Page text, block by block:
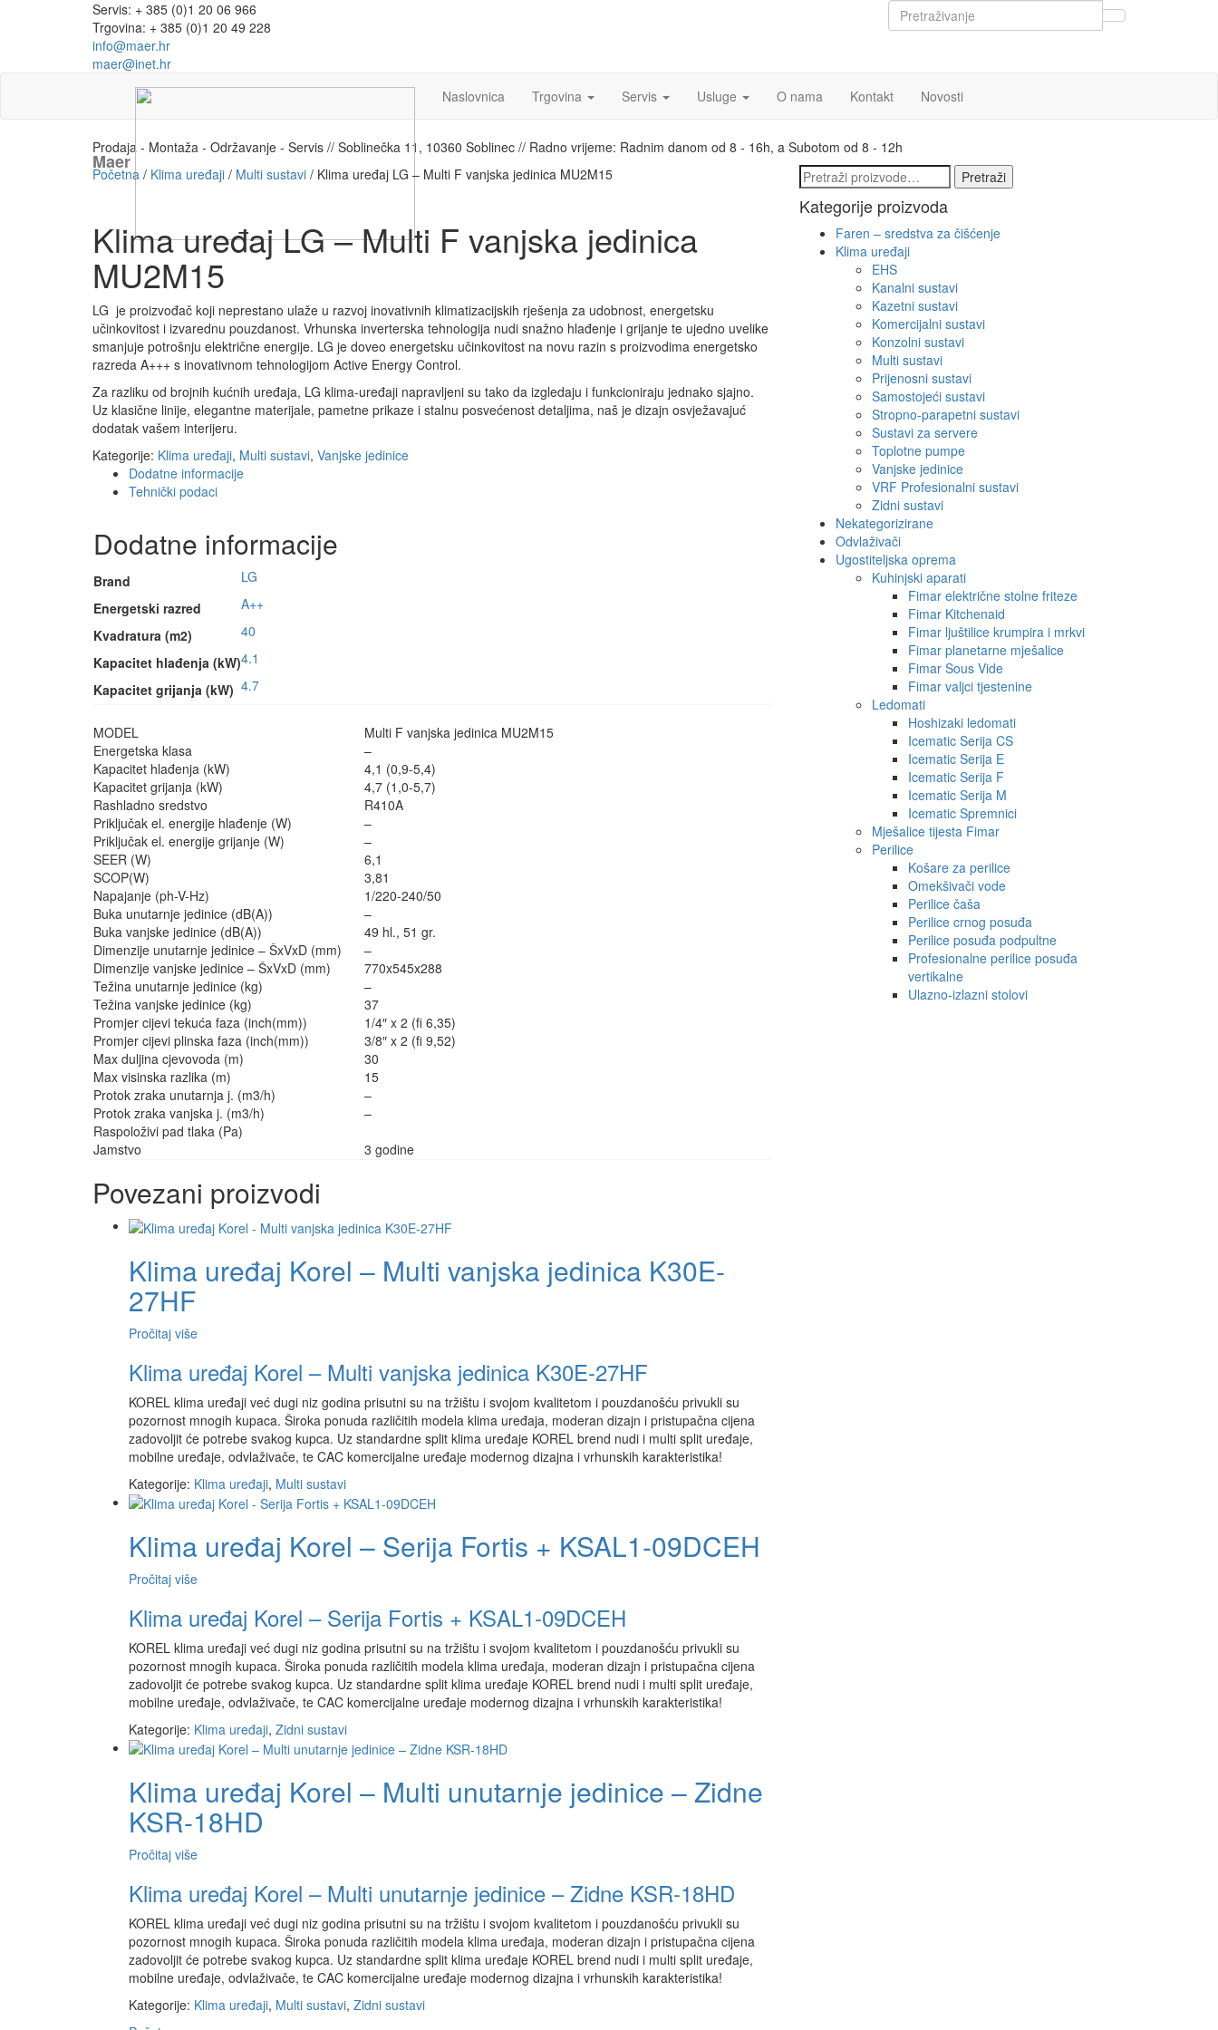
Servis: + 385 (0)1 20 06 966
Trgovina: + 385 (0)1 20 49 228
info@maer.hr
maer@inet.hr
Maer
Naslovnica Trgovina Servis Usluge O nama Kontakt Novosti
Prodaja - Montaža - Održavanje - Servis // Soblinečka 11, 10360 Soblinec // Radno vrijeme: Radnim danom od 8 - 16h, a Subotom od 8 - 12h
Početna / Klima uređaji / Multi sustavi / Klima uređaj LG – Multi F vanjska jedinica MU2M15
Klima uređaj LG – Multi F vanjska jedinica
MU2M15
LG je proizvođač koji neprestano ulaže u razvoj inovativnih klimatizacijskih rješenja za udobnost, energetsku
učinkovitost i izvarednu pouzdanost. Vrhunska inverterska tehnologija nudi snažno hlađenje i grijanje te ujedno uvelike
smanjuje potrošnju električne energije. LG je doveo energetsku učinkovitost na novu razin s proizvodima energetsko
razreda A+++ s inovativnom tehnologijom Active Energy Control.
Za razliku od brojnih kućnih uređaja, LG klima-uređaji napravljeni su tako da izgledaju i funkcioniraju jednako sjajno.
Uz klasične linije, elegantne materijale, pametne prikaze i stalnu posvećenost detaljima, naš je dizajn osvježavajuć
dodatak vašem interijeru.
Kategorije: Klima uređaji, Multi sustavi, Vanjske jedinice
Dodatne informacije
Tehnički podaci
Dodatne informacije
Brand
LG
Energetski razred
A++
Kvadratura (m2)
40
Kapacitet hlađenja (kW)4.1
Kapacitet grijanja (kW) 4.7
MODEL
Multi F vanjska jedinica MU2M15
Energetska klasa
–
Kapacitet hlađenja (kW)
4,1 (0,9-5,4)
Kapacitet grijanja (kW)
4,7 (1,0-5,7)
Rashladno sredstvo
R410A
Priključak el. energije hlađenje (W)
–
Priključak el. energije grijanje (W)
–
SEER (W)
6,1
SCOP(W)
3,81
Napajanje (ph-V-Hz)
1/220-240/50
Buka unutarnje jedinice (dB(A))
–
Buka vanjske jedinice (dB(A))
49 hl., 51 gr.
Dimenzije unutarnje jedinice – ŠxVxD (mm)
–
Dimenzije vanjske jedinice – ŠxVxD (mm)
770x545x288
Težina unutarnje jedinice (kg)
–
Težina vanjske jedinice (kg)
37
Promjer cijevi tekuća faza (inch(mm))
1/4″ x 2 (fi 6,35)
Promjer cijevi plinska faza (inch(mm))
3/8″ x 2 (fi 9,52)
Max duljina cjevovoda (m)
30
Max visinska razlika (m)
15
Protok zraka unutarnja j. (m3/h)
–
Protok zraka vanjska j. (m3/h)
–
Raspoloživi pad tlaka (Pa)
Jamstvo
3 godine
Povezani proizvodi
Klima uređaj Korel – Multi vanjska jedinica K30E-
27HF
Pročitaj više
Klima uređaj Korel – Multi vanjska jedinica K30E-27HF
KOREL klima uređaji već dugi niz godina prisutni su na tržištu i svojom kvalitetom i pouzdanošću privukli su
pozornost mnogih kupaca. Široka ponuda različitih modela klima uređaja, moderan dizajn i pristupačna cijena
zadovoljit će potrebe svakog kupca. Uz standardne split klima uređaje KOREL brend nudi i multi split uređaje,
mobilne uređaje, odvlaživače, te CAC komercijalne uređaje modernog dizajna i vrhunskih karakteristika!
Kategorije: Klima uređaji, Multi sustavi
Klima uređaj Korel – Serija Fortis + KSAL1-09DCEH
Pročitaj više
Klima uređaj Korel – Serija Fortis + KSAL1-09DCEH
KOREL klima uređaji već dugi niz godina prisutni su na tržištu i svojom kvalitetom i pouzdanošću privukli su
pozornost mnogih kupaca. Široka ponuda različitih modela klima uređaja, moderan dizajn i pristupačna cijena
zadovoljit će potrebe svakog kupca. Uz standardne split klima uređaje KOREL brend nudi i multi split uređaje,
mobilne uređaje, odvlaživače, te CAC komercijalne uređaje modernog dizajna i vrhunskih karakteristika!
Kategorije: Klima uređaji, Zidni sustavi
Klima uređaj Korel – Multi unutarnje jedinice – Zidne
KSR-18HD
Pročitaj više
Klima uređaj Korel – Multi unutarnje jedinice – Zidne KSR-18HD
KOREL klima uređaji već dugi niz godina prisutni su na tržištu i svojom kvalitetom i pouzdanošću privukli su
pozornost mnogih kupaca. Široka ponuda različitih modela klima uređaja, moderan dizajn i pristupačna cijena
zadovoljit će potrebe svakog kupca. Uz standardne split klima uređaje KOREL brend nudi i multi split uređaje,
mobilne uređaje, odvlaživače, te CAC komercijalne uređaje modernog dizajna i vrhunskih karakteristika!
Kategorije: Klima uređaji, Multi sustavi, Zidni sustavi
Pretraži: Pretraži
Kategorije proizvoda
Faren – sredstva za čišćenje
Klima uređaji
EHS
Kanalni sustavi
Kazetni sustavi
Komercijalni sustavi
Konzolni sustavi
Multi sustavi
Prijenosni sustavi
Samostojeći sustavi
Stropno-parapetni sustavi
Sustavi za servere
Toplotne pumpe
Vanjske jedinice
VRF Profesionalni sustavi
Zidni sustavi
Nekategorizirane
Odvlaživači
Ugostiteljska oprema
Kuhinjski aparati
Fimar električne stolne friteze
Fimar Kitchenaid
Fimar ljuštilice krumpira i mrkvi
Fimar planetarne mješalice
Fimar Sous Vide
Fimar valjci tjestenine
Ledomati
Hoshizaki ledomati
Icematic Serija CS
Icematic Serija E
Icematic Serija F
Icematic Serija M
Icematic Spremnici
Mješalice tijesta Fimar
Perilice
Košare za perilice
Omekšivači vode
Perilice čaša
Perilice crnog posuđa
Perilice posuđa podpultne
Profesionalne perilice posuđa
vertikalne
Ulazno-izlazni stolovi